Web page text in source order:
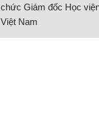
chức Giám đốc Học
Việt Nam